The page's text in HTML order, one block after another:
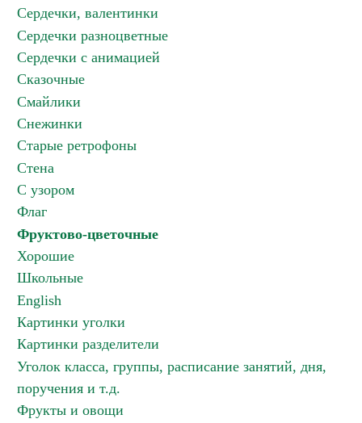
Сердечки, валентинки
Сердечки разноцветные
Сердечки с анимацией
Сказочные
Смайлики
Снежинки
Старые ретрофоны
Стена
С узором
Флаг
Фруктово-цветочные
Хорошие
Школьные
English
Картинки уголки
Картинки разделители
Уголок класса, группы, расписание занятий, дня,
поручения и т.д.
Фрукты и овощи